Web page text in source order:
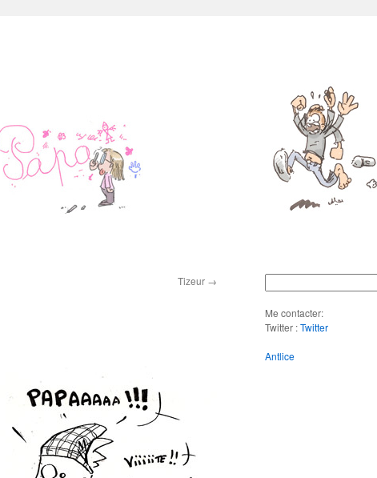
Tizeur →
Me contacter:
Twitter :Twitter
Antlice